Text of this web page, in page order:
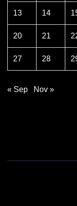
13 14
20 21
27 28
« Sep Nov »